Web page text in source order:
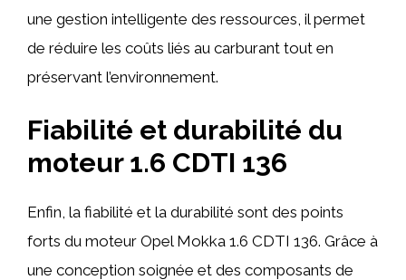
une gestion intelligente des ressources, il permet
de réduire les coûts liés au carburant tout en
préservant l’environnement.
Fiabilité et durabilité du
moteur 1.6 CDTI 136
Enfin, la fiabilité et la durabilité sont des points
forts du moteur Opel Mokka 1.6 CDTI 136. Grâce à
une conception soignée et des composants de